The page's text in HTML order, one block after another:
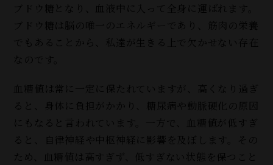
ブドウ糖となり、血液中に入って全身に運ばれます。
ブドウ糖は脳の唯一のエネルギーであり、筋肉の栄養
でもあることから、私達が生きる上で欠かせない存在
なのです。
血糖値は常に一定に保たれていますが、高くなり過ぎ
ると、身体に負担がかかり、糖尿病や動脈硬化の原因
にもなると言われています。一方で、血糖値が低すぎ
ると、自律神経や中枢神経に影響を及ぼします。その
ため、血糖値は高すぎず、低すぎない状態を保つこと